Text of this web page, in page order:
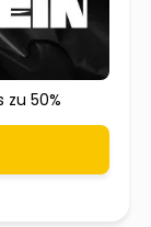
zu 50%